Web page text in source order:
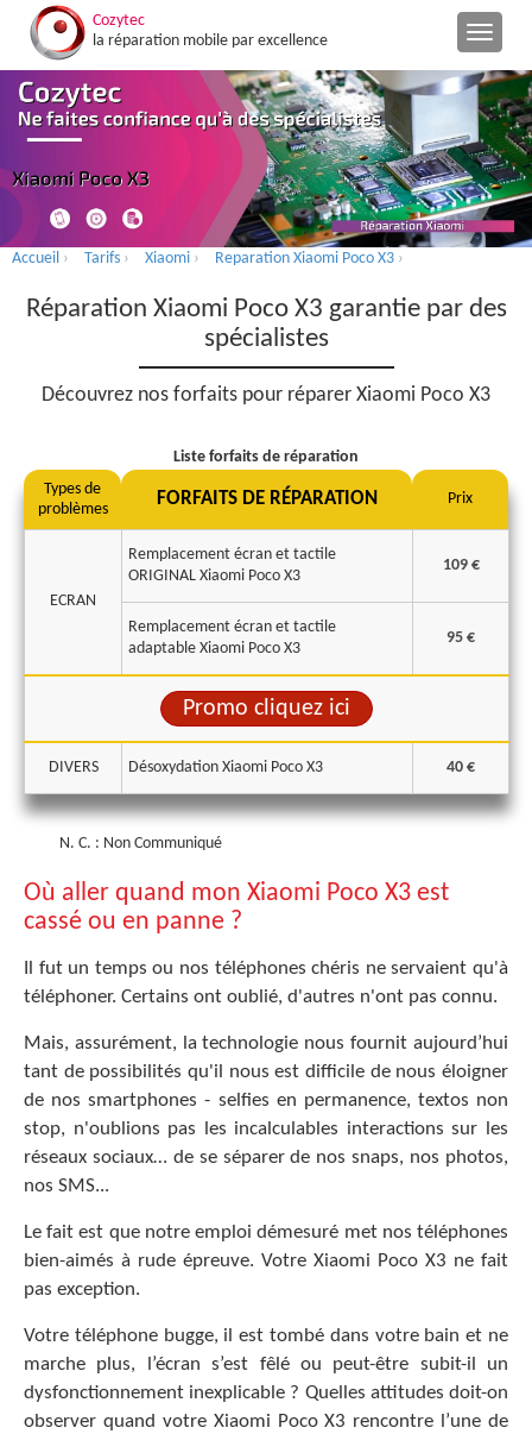
Cozytec
la réparation mobile par excellence
Accueil › Tarifs › Xiaomi › Reparation Xiaomi Poco X3 ›
Réparation Xiaomi Poco X3 garantie par des
spécialistes
Découvrez nos forfaits pour réparer Xiaomi Poco X3
Liste forfaits de réparation
Types de
problèmes
FORFAITS DE RÉPARATION Prix
ECRAN
Remplacement écran et tactile
ORIGINAL Xiaomi Poco X3
109 €
Remplacement écran et tactile
adaptable Xiaomi Poco X3
95 €
Promo cliquez ici
DIVERS Désoxydation Xiaomi Poco X3 40 €
N. C. : Non Communiqué
Où aller quand mon Xiaomi Poco X3 est
cassé ou en panne ?
Il fut un temps ou nos téléphones chéris ne servaient qu'à
téléphoner. Certains ont oublié, d'autres n'ont pas connu.
Mais, assurément, la technologie nous fournit aujourd’hui
tant de possibilités qu'il nous est difficile de nous éloigner
de nos smartphones - selfies en permanence, textos non
stop, n'oublions pas les incalculables interactions sur les
réseaux sociaux… de se séparer de nos snaps, nos photos,
nos SMS...
Le fait est que notre emploi démesuré met nos téléphones
bien-aimés à rude épreuve. Votre Xiaomi Poco X3 ne fait
pas exception.
Votre téléphone bugge, il est tombé dans votre bain et ne
marche plus, l’écran s’est fêlé ou peut-être subit-il un
dysfonctionnement inexplicable ? Quelles attitudes doit-on
observer quand votre Xiaomi Poco X3 rencontre l’une de